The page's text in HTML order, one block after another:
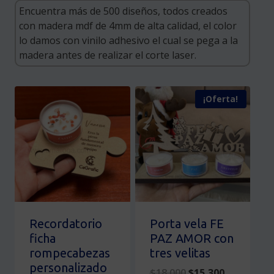
Recordatorio
ficha
rompecabezas
personalizado
¡Oferta!
Porta vela FE
PAZ AMOR con
tres velitas